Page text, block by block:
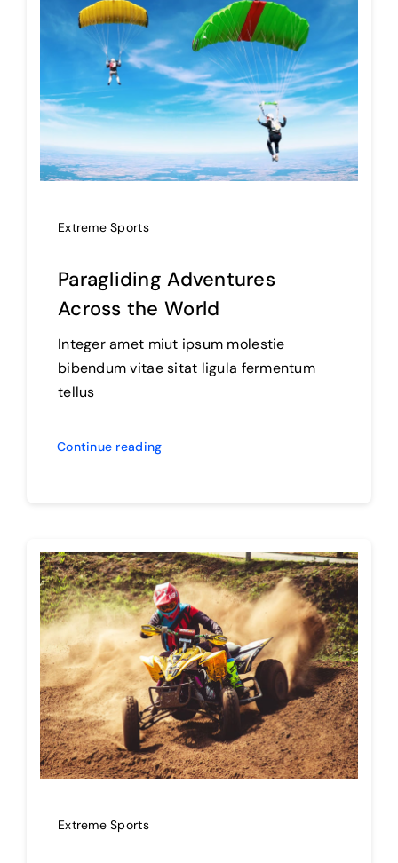
Extreme Sports
Paragliding Adventures
Across the World
Integer amet miut ipsum molestie
bibendum vitae sitat ligula fermentum
tellus
Continue reading
Extreme Sports